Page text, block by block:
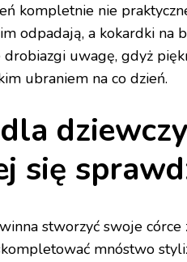
kompletnie nie
odpadają, a kokardki na
drobiazgi uwagę, gdyż
ubraniem na co dzień.
się
stworzyć swoje córce
mnóstwo